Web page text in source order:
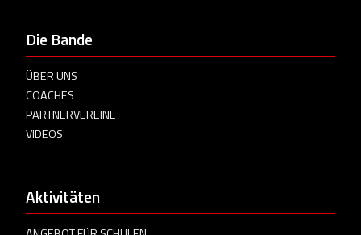
Die Bande
ÜBER UNS
COACHES
PARTNERVEREINE
VIDEOS
Aktivitäten